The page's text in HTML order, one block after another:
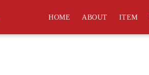
HOME ABOUT ITEM